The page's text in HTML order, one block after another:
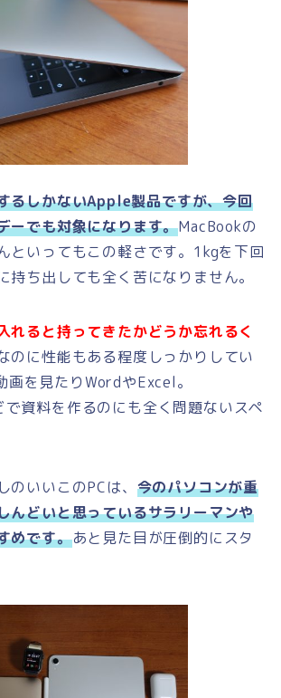
るしかないApple製品ですが、今回
ーでも対象になります。MacBookの
といってもこの軽さです。1kgを下回
持ち出しても全く苦になりません。
れると持ってきたかどうか忘れるく
のに性能もある程度しっかりしてい
画を見たりWordやExcel。
資料を作るのにも全く問題ないスペ
のいいこのPCは、 今のパソコンが重
んどいと思っているサラリーマンや
めです。あと見た目が圧倒的にスタ